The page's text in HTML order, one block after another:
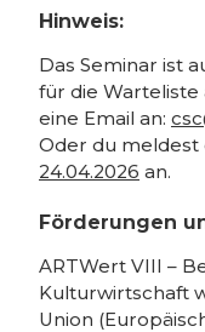
Hinweis:
Das Seminar ist
für die
eine Email an:
Oder du meldest
24.04.2026 an.
Förderungen
ARTWert VIII –
Kulturwirtschaft
Union